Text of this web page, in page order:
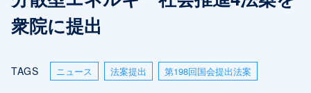
衆院に提出
TAGS ニュース 法案提出 第198回国会提出法案